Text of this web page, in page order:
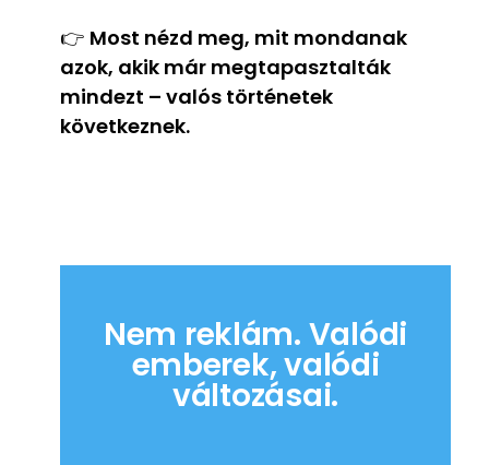
👉 Most nézd meg, mit mondanak
azok, akik már megtapasztalták
mindezt – valós történetek
következnek.
Nem reklám. Valódi
emberek, valódi
változásai.